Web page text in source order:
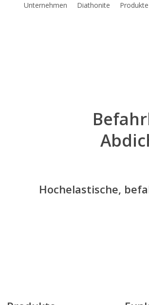
Unternehmen Diathonite Produkte
Hochelastische,